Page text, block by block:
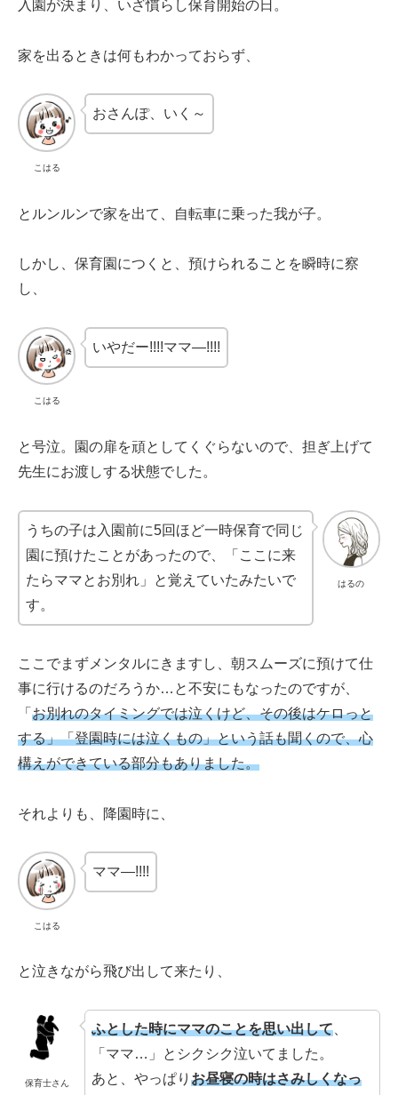
入園が決まり、いざ慣らし保育開始の日。
家を出るときは何もわかっておらず、
こはる
おさんぽ、いく～
とルンルンで家を出て、自転車に乗った我が子。
しかし、保育園につくと、預けられることを瞬時に察
し、
こはる
いやだー!!!!ママ―!!!!
と号泣。園の扉を頑としてくぐらないので、担ぎ上げて
先生にお渡しする状態でした。
はるの
うちの子は入園前に5回ほど一時保育で同じ
園に預けたことがあったので、「ここに来
たらママとお別れ」と覚えていたみたいで
す。
ここでまずメンタルにきますし、朝スムーズに預けて仕
事に行けるのだろうか…と不安にもなったのですが、
「 お別れのタイミングでは泣くけど、その後はケロっと
する」「登園時には泣くもの」という話も聞くので、心
構えができている部分もありました。
それよりも、降園時に、
こはる
ママ―!!!!
と泣きながら飛び出して来たり、
保育士さん
ふとした時にママのことを思い出して
「ママ…」とシクシク泣いてました。
あと、やっぱりお昼寝の時はさみしくなっ